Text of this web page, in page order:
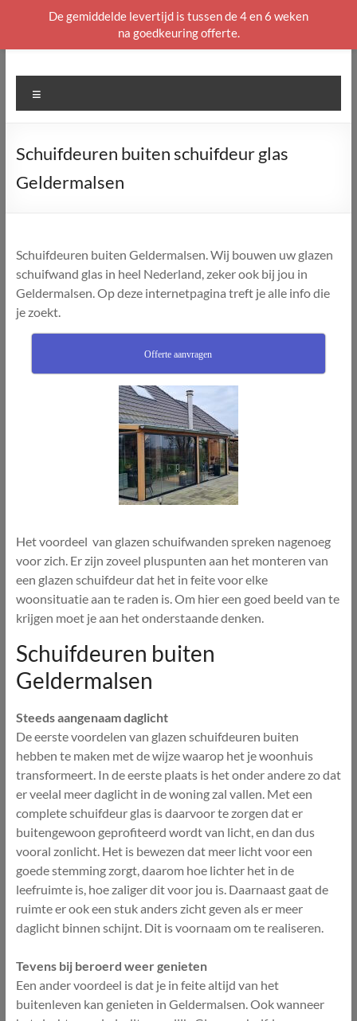
naar
Schuifdeuren buiten schuifdeur glas
Geldermalsen
Schuifdeuren buiten Geldermalsen. Wij bouwen uw glazen
schuifwand glas in heel Nederland, zeker ook bij jou in
Geldermalsen. Op deze internetpagina treft je alle info die
je zoekt.
Offerte aanvragen
Het voordeel van glazen schuifwanden spreken nagenoeg
voor zich. Er zijn zoveel pluspunten aan het monteren van
een glazen schuifdeur dat het in feite voor elke
woonsituatie aan te raden is. Om hier een goed beeld van te
krijgen moet je aan het onderstaande denken.
Schuifdeuren buiten
Geldermalsen
Steeds aangenaam daglicht
De eerste voordelen van glazen schuifdeuren buiten
hebben te maken met de wijze waarop het je woonhuis
transformeert. In de eerste plaats is het onder andere zo dat
er veelal meer daglicht in de woning zal vallen. Met een
complete schuifdeur glas is daarvoor te zorgen dat er
buitengewoon geprofiteerd wordt van licht, en dan dus
vooral zonlicht. Het is bewezen dat meer licht voor een
goede stemming zorgt, daarom hoe lichter het in de
leefruimte is, hoe zaliger dit voor jou is. Daarnaast gaat de
ruimte er ook een stuk anders zicht geven als er meer
daglicht binnen schijnt. Dit is voornaam om te realiseren.
Tevens bij beroerd weer genieten
Een ander voordeel is dat je in feite altijd van het
buitenleven kan genieten in Geldermalsen. Ook wanneer
De gemiddelde levertijd is tussen de 4 en 6 weken
na goedkeuring offerte.